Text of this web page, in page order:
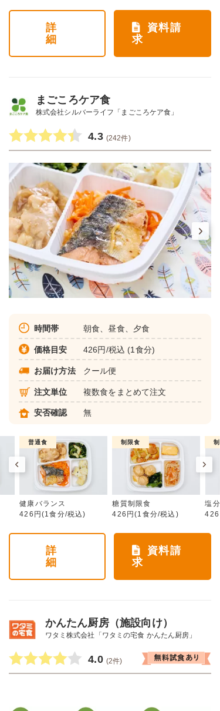
詳
細
資料請
求
まごころケア食
株式会社シルバーライフ「まごころケア食」
4.3 (242件)
時間帯 朝食、昼食、夕食
価格目安 426円/税込 (1食分)
お届け方法 クール便
注文単位 複数食をまとめて注文
安否確認 無
普通食
健康バランス
426円(1食分/税込)
制限食
糖質制限食
426円(1食分/税込)
塩
詳
細
資料請
求
かんたん厨房（施設向け）
ワタミ株式会社「ワタミの宅食 かんたん厨房」
4.0 (2件)